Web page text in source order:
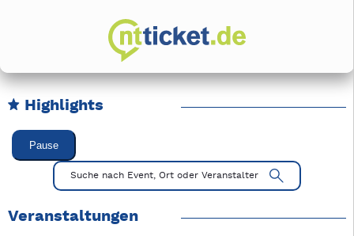
Highlights
Karussell Veranstaltungen überspringen
Pause
Mit Tab zu den Steuerelementen wechseln. Mit Pfeiltasten
Suche nach Event, Ort oder Veranstalter
Veranstaltungen